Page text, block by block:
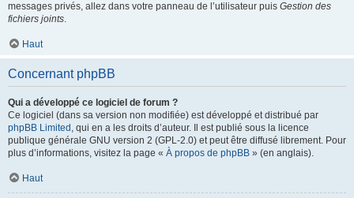
messages privés, allez dans votre panneau de l’utilisateur puis Gestion des
fichiers joints.
Haut
Concernant phpBB
Qui a développé ce logiciel de forum ?
Ce logiciel (dans sa version non modifiée) est développé et distribué par
phpBB Limited , qui en a les droits d’auteur. Il est publié sous la licence
publique générale GNU version 2 (GPL-2.0) et peut être diffusé librement. Pour
plus d’informations, visitez la page « À propos de phpBB » (en anglais).
Haut